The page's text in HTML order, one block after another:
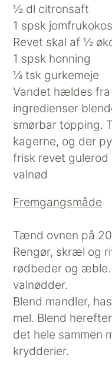
½ dl citronsaft
1 spsk
Revet skal af ½
1 spsk honning
¼ tsk gurkemeje
Vandet hældes fra
ingredienser
smørbar topping.
kagerne, og der
frisk revet gulerod
valnød
Fremgangsmåde
Tænd ovnen på
Rengør, skræl og
rødbeder og æble.
valnødder.
Blend mandler,
mel. Blend
det hele sammen
krydderier.